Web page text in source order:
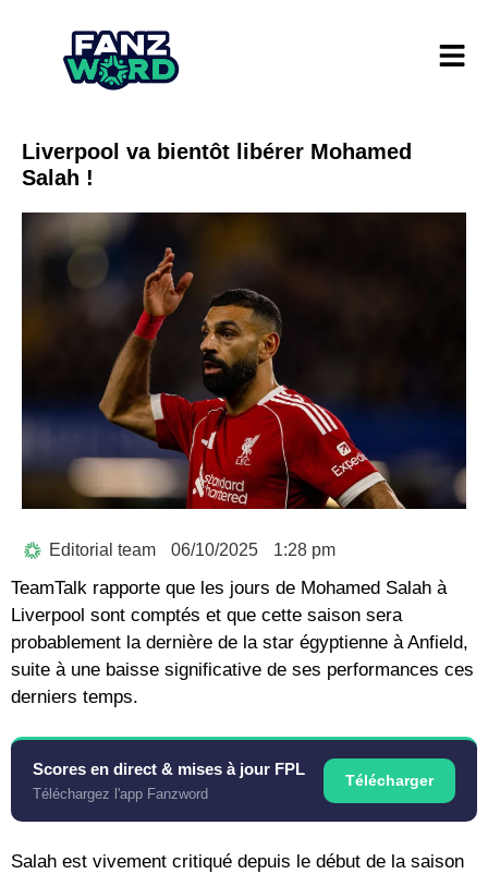
Liverpool va bientôt libérer Mohamed
Salah !
Editorial team 06/10/2025 1:28 pm
TeamTalk rapporte que les jours de Mohamed Salah à
Liverpool sont comptés et que cette saison sera
probablement la dernière de la star égyptienne à Anfield,
suite à une baisse significative de ses performances ces
derniers temps.
Scores en direct & mises à jour FPL
Téléchargez l'app Fanzword
Télécharger
Salah est vivement critiqué depuis le début de la saison